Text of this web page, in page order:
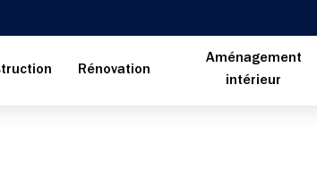
Rénovation
Aménagement
intérieur